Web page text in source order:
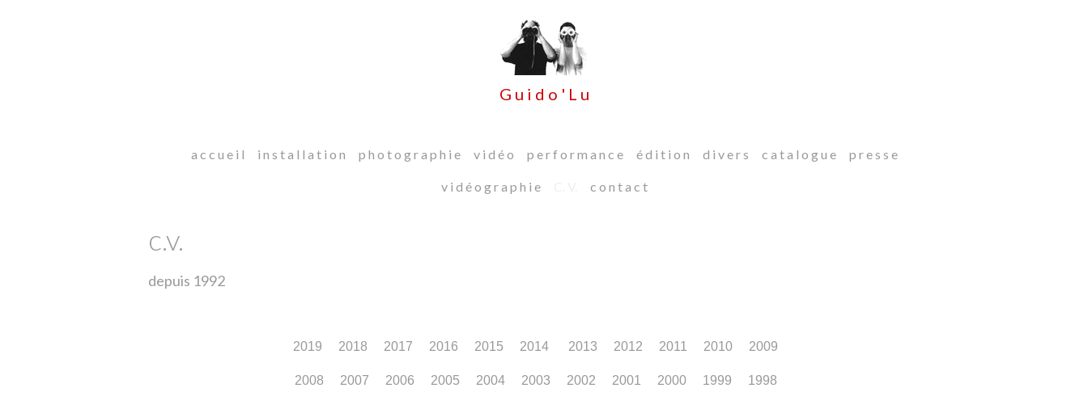
G u i d o ' L u
a c c u e i l i n s t a l l a t i o n p h o t o g r a p h i e v i d é o p e r f o r m a n c e é d i t i o n d i v e r s c a t a l o g u e p r e s s e
v i d é o g r a p h i e c o n t a c t
c.v.
depuis 1992
2019 2018 2017 2016 2015 2014 2013 2012 2011 2010 2009
2008 2007 2006 2005 2004 2003 2002 2001 2000 1999 1998